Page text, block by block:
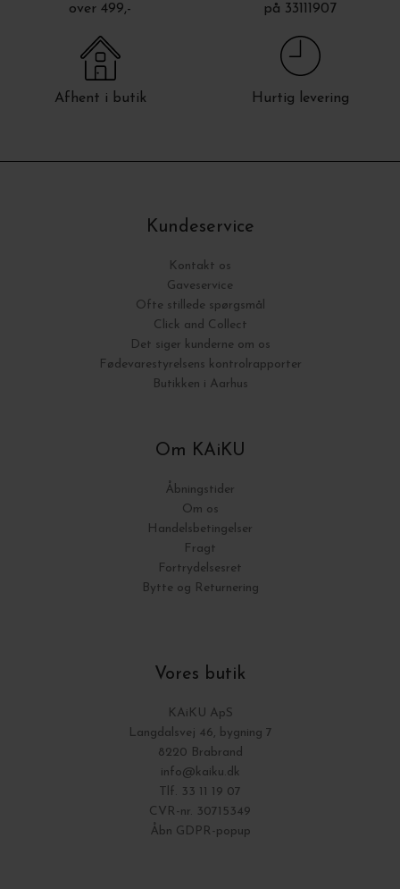
over 499,-
på 33111907
Afhent i butik Hurtig levering
Kundeservice
Kontakt os
Gaveservice
Ofte stillede spørgsmål
Click and Collect
Det siger kunderne om os
Fødevarestyrelsens kontrolrapporter
Butikken i Aarhus
Om KAiKU
Åbningstider
Om os
Handelsbetingelser
Fragt
Fortrydelsesret
Bytte og Returnering
Vores butik
KAiKU ApS
Langdalsvej 46, bygning 7
8220 Brabrand
info@kaiku.dk
Tlf. 33 11 19 07
CVR-nr. 30715349
Åbn GDPR-popup